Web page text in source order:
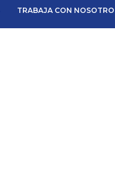
TRABAJA CON